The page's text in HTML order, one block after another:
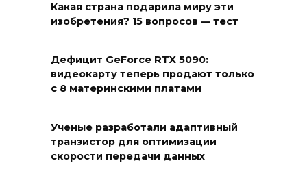
Какая страна подарила миру эти
изобретения? 15 вопросов — тест
Дефицит GeForce RTX 5090:
видеокарту теперь продают только
с 8 материнскими платами
Ученые разработали адаптивный
транзистор для оптимизации
скорости передачи данных